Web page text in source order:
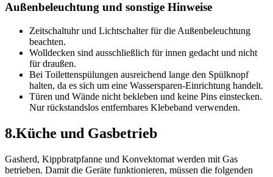
Außenbeleuchtung und sonstige Hinweise
Zeitschaltuhr und Lichtschalter für die Außenbeleuchtung
beachten.
Wolldecken sind ausschließlich für innen gedacht und nicht
für draußen.
Bei Toilettenspülungen ausreichend lange den Spülknopf
halten, da es sich um eine Wassersparen-Einrichtung handelt.
Türen und Wände nicht bekleben und keine Pins einstecken.
Nur rückstandslos entfernbares Klebeband verwenden.
8.Küche und Gasbetrieb
Gasherd, Kippbratpfanne und Konvektomat werden mit Gas
betrieben. Damit die Geräte funktionieren, müssen die folgenden